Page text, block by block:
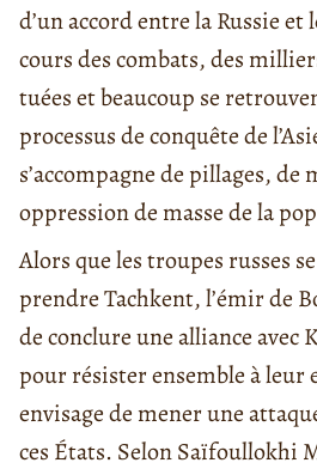
d’un accord entre la Russie
cours des combats, des
tuées et beaucoup se
processus de conquête de
s’accompagne de pillages, de
oppression de masse de la
Alors que les troupes russes
prendre Tachkent, l’émir de
de conclure une alliance avec
pour résister ensemble à
envisage de mener une
ces États. Selon Saïfoullokhi